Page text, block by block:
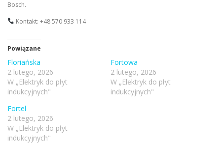
Bosch.
Kontakt: +48 570 933 114
Powiązane
Floriańska
2 lutego, 2026
W „Elektryk do płyt
indukcyjnych"
Fortowa
2 lutego, 2026
W „Elektryk do płyt
indukcyjnych"
Fortel
2 lutego, 2026
W „Elektryk do płyt
indukcyjnych"